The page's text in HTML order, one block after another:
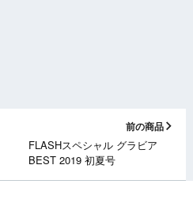
前の商品
FLASHスペシャル グラビア
BEST 2019 初夏号